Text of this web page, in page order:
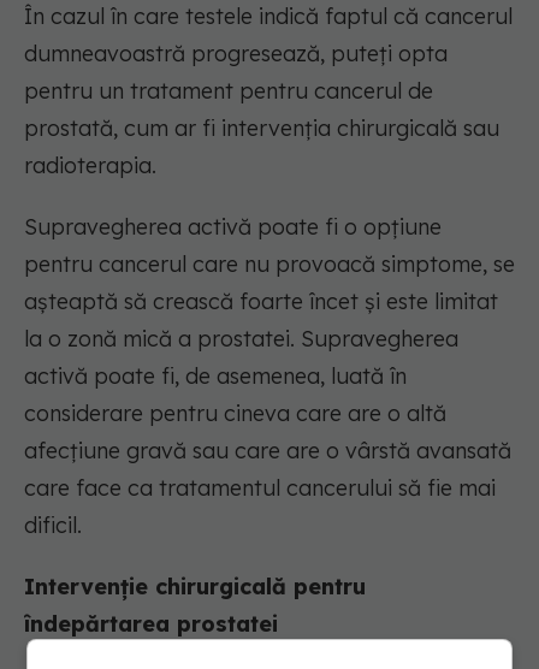
În cazul în care testele indică faptul că cancerul
dumneavoastră progresează, puteți opta
pentru un tratament pentru cancerul de
prostată, cum ar fi intervenția chirurgicală sau
radioterapia.
Supravegherea activă poate fi o opțiune
pentru cancerul care nu provoacă simptome, se
așteaptă să crească foarte încet și este limitat
la o zonă mică a prostatei. Supravegherea
activă poate fi, de asemenea, luată în
considerare pentru cineva care are o altă
afecțiune gravă sau care are o vârstă avansată
care face ca tratamentul cancerului să fie mai
dificil.
Intervenție chirurgicală pentru
îndepărtarea prostatei